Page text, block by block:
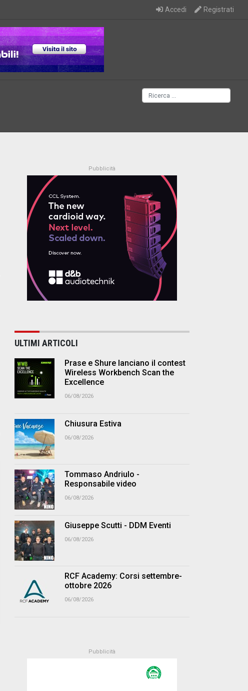
Accedi Registrati
ULTIMI ARTICOLI
Prase e Shure lanciano il contest
Wireless Workbench Scan the
Excellence
06/08/2026
Chiusura Estiva
06/08/2026
Tommaso Andriulo -
Responsabile video
06/08/2026
Giuseppe Scutti - DDM Eventi
06/08/2026
RCF Academy: Corsi settembre-
ottobre 2026
06/08/2026